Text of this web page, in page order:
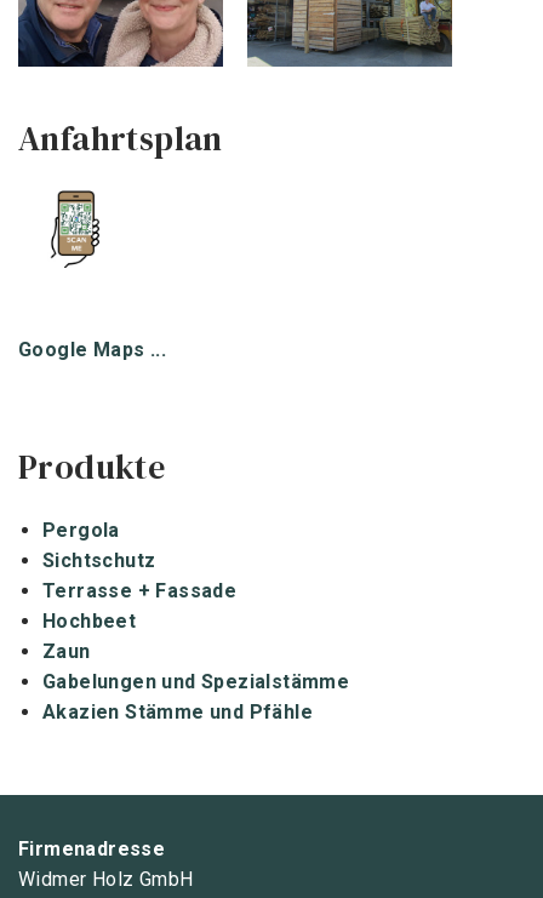
Anfahrtsplan
Google Maps ...
Produkte
Pergola
Sichtschutz
Terrasse + Fassade
Hochbeet
Zaun
Gabelungen und Spezialstämme
Akazien Stämme und Pfähle
Firmenadresse
Widmer Holz GmbH